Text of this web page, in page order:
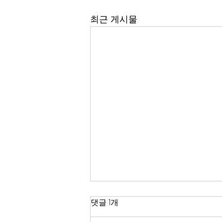
최근 게시물
한국 경제
2026년이 밝았다. KOSPI는 4,400
댓글 1개